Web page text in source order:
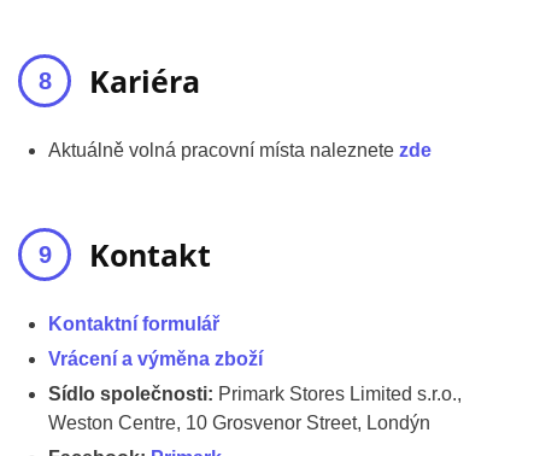
Kariéra
Aktuálně volná pracovní místa naleznete zde
Kontakt
Kontaktní formulář
Vrácení a výměna zboží
Sídlo společnosti: Primark Stores Limited s.r.o.,
Weston Centre, 10 Grosvenor Street, Londýn